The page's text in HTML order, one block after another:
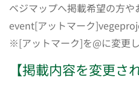
ベジマップへ掲載希望の方
event[アットマーク
※[アットマーク]を@に変更し
【掲載内容を変更さ